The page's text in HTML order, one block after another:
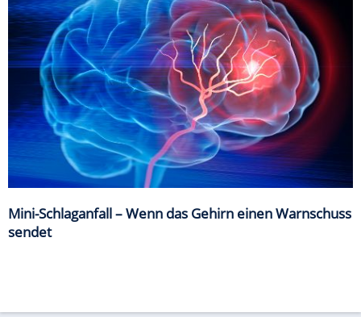
Mini-Schlaganfall – Wenn das Gehirn einen Warnschuss
sendet